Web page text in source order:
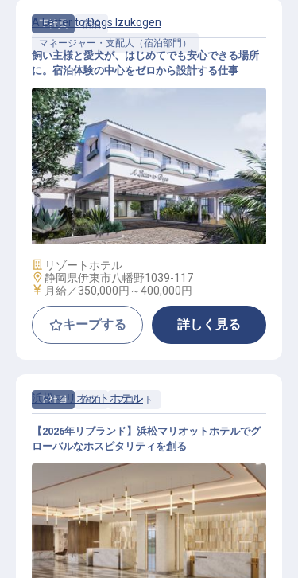
正社員
宿泊
マネージャー・支配人（宿泊部門）
宿泊部門マネージャー│月給35万円
〜／2027年春開業プレミアムドッグ
リゾート／年休112日
A Letter to Dogs Izukogen
飼い主様と愛犬が、はじめてでも安心できる場所
に。宿泊体験の中心をゼロから設計する仕事
施設業態
リゾートホテル
勤務地
静岡県伊東市八幡野1039-117
給与
月給／350,000円～400,000円
キープする 詳しく見る
正社員 宿泊 フロント
フロントオフィススーパーバイザー
浜松マリオットホテル
【2026年リブランド】浜松マリオットホテルでグ
ローバルなホスピタリティを創る